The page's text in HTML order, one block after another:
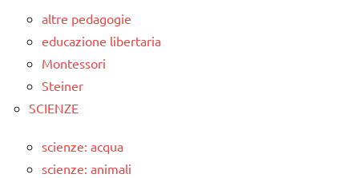
altre pedagogie
educazione libertaria
Montessori
Steiner
SCIENZE
scienze: acqua
scienze: animali